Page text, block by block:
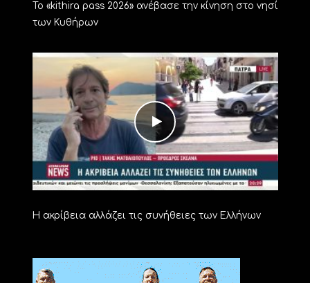
Το «kithira pass 2026» ανέβασε την κίνηση στο νησί
των Κυθήρων
Η ακρίβεια αλλάζει τις συνήθειες των Ελλήνων